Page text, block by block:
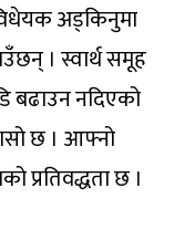
अड्किनुमा
। स्वार्थ समूह
बढाउन नदिएको
छ । आफ्नो
प्रतिवद्धता छ ।